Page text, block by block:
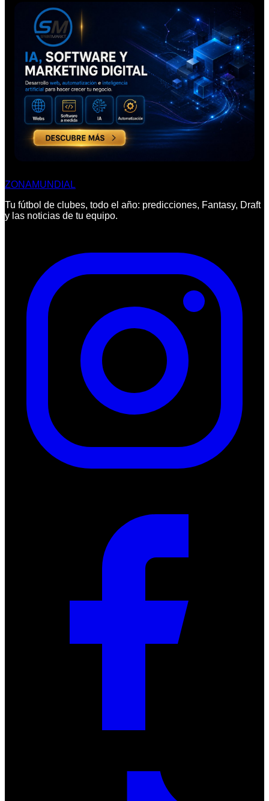
ZONAMUNDIAL
Tu fútbol de clubes, todo el año: predicciones, Fantasy, Draft
y las noticias de tu equipo.